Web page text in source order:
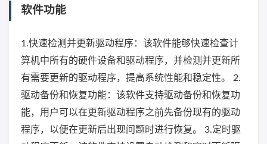
软件功能
1.快速检测并更新驱动程序：该软件能够快速检查计
算机中所有的硬件设备和驱动程序，并检测并更新所
有需要更新的驱动程序，提高系统性能和稳定性。 2.
驱动备份和恢复功能：该软件支持驱动备份和恢复功
能，用户可以在更新驱动程序之前先备份现有的驱动
程序，以便在更新后出现问题时进行恢复。 3.定时驱